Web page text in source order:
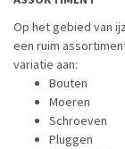
Op het gebied van
een ruim
variatie aan:
Bouten
Moeren
Schroeven
Pluggen